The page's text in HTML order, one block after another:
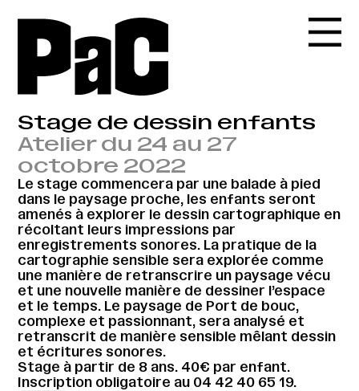
Stage de dessin enfants
Atelier du 24 au 27
octobre 2022
Le stage commencera par une balade à pied
dans le paysage proche, les enfants seront
amenés à explorer le dessin cartographique en
récoltant leurs impressions par
enregistrements sonores. La pratique de la
cartographie sensible sera explorée comme
une manière de retranscrire un paysage vécu
et une nouvelle manière de dessiner l’espace
et le temps. Le paysage de Port de bouc,
complexe et passionnant, sera analysé et
retranscrit de manière sensible mêlant dessin
et écritures sonores.
Stage à partir de 8 ans. 40€ par enfant.
Inscription obligatoire au 04 42 40 65 19.